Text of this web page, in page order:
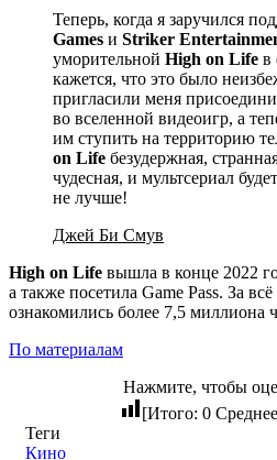
Теперь, когда я заручился
Games и Striker
уморительной High on Life в
кажется, что это было
пригласили меня
во вселенной видеоигр, а
им ступить на территорию
on Life безудержная,
чудесная, и мультсериал
не лучше!
Джей Би Смув
High on Life вышла в конце 2022
а также посетила Game Pass. За
ознакомились более 7,5 миллиона
По материалам
Нажмите, чтобы
[Итого: 0
Теги
Кино